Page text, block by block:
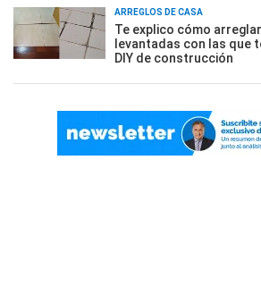
ARREGLOS DE CASA
Te explico cómo
levantadas con las que
DIY de construcción